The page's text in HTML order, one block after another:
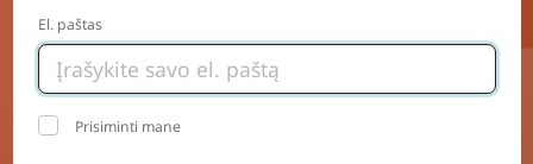
El. paštas
Prisiminti mane